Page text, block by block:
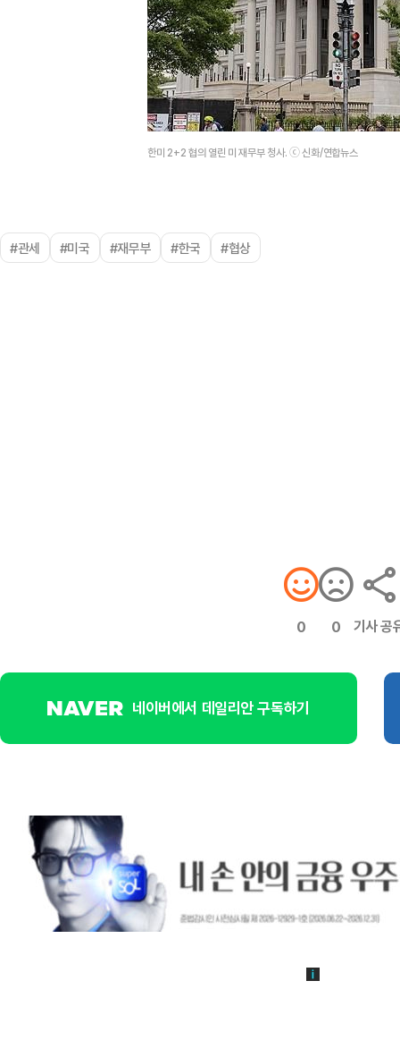
한미 2+2 협의 열린 미 재무부 청사. ⓒ 신화/연합뉴스
#관세 #미국 #재무부 #한국 #협상
0 0 기사 공
네이버에서 데일리안 구독하기